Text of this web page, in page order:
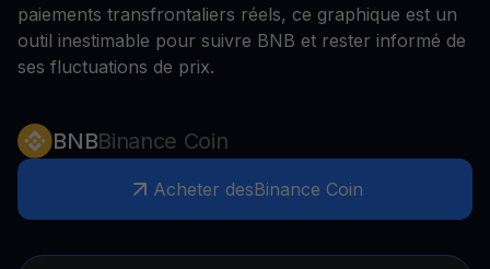
paiements transfrontaliers réels, ce graphique est un
outil inestimable pour suivre BNB et rester informé de
ses fluctuations de prix.
BNBBinance Coin
Acheter desBinance Coin